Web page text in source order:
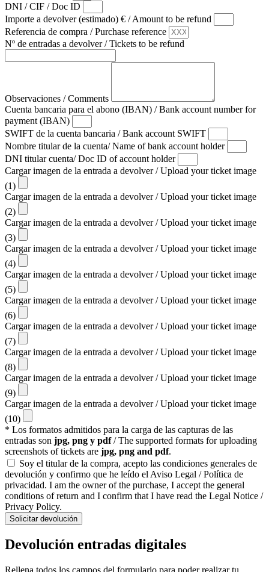
DNI / CIF / Doc ID
Importe a devolver (estimado) € / Amount to be refund
Referencia de compra / Purchase reference
Nº de entradas a devolver / Tickets to be refund
Observaciones / Comments
Cuenta bancaria para el abono (IBAN) / Bank account number for
payment (IBAN)
SWIFT de la cuenta bancaria / Bank account SWIFT
Nombre titular de la cuenta/ Name of bank account holder
DNI titular cuenta/ Doc ID of account holder
Cargar imagen de la entrada a devolver / Upload your ticket image
(1)
Cargar imagen de la entrada a devolver / Upload your ticket image
(2)
Cargar imagen de la entrada a devolver / Upload your ticket image
(3)
Cargar imagen de la entrada a devolver / Upload your ticket image
(4)
Cargar imagen de la entrada a devolver / Upload your ticket image
(5)
Cargar imagen de la entrada a devolver / Upload your ticket image
(6)
Cargar imagen de la entrada a devolver / Upload your ticket image
(7)
Cargar imagen de la entrada a devolver / Upload your ticket image
(8)
Cargar imagen de la entrada a devolver / Upload your ticket image
(9)
Cargar imagen de la entrada a devolver / Upload your ticket image
(10)
* Los formatos admitidos para la carga de las capturas de las
entradas son jpg, png y pdf/ The supported formats for uploading
screenshots of tickets are jpg, png and pdf.
Soy el titular de la compra, acepto las condiciones generales de
devolución y confirmo que he leído el Aviso Legal / Política de
privacidad. I am the owner of the purchase, I accept the general
conditions of return and I confirm that I have read the Legal Notice /
Privacy Policy.
Solicitar devolución
Devolución entradas digitales